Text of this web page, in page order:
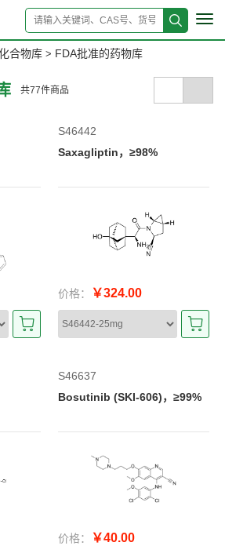
合物库 > FDA批准的药物库
共77件商品
S46442
Saxagliptin，≥98%
价格： ￥324.00
S46637
Bosutinib (SKI-606)，≥99%
价格： ￥40.00